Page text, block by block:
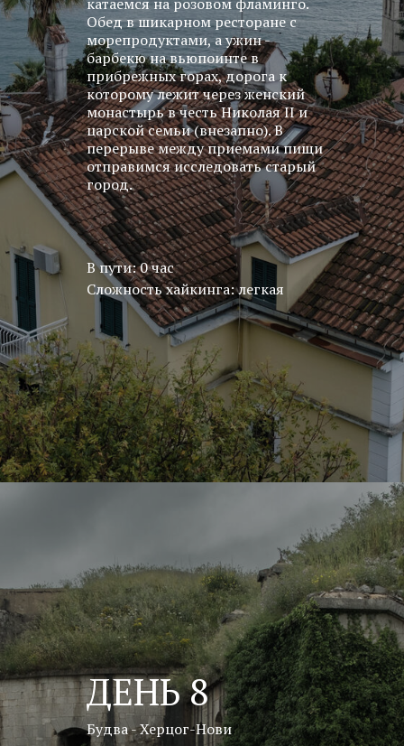
Обед в шикарном ресторане с
морепродуктами, а ужин -
барбекю на вьюпоинте в
прибрежных горах, дорога к
которому лежит через женский
монастырь в честь Николая II и
царской семьи (внезапно). В
перерыве между приемами пищи
отправимся исследовать старый
город.
В пути: 0 час
Сложность хайкинга: легкая
ДЕНЬ 8
Будва - Херцог-Нови